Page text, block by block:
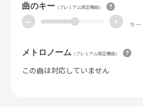
曲のキー（プレミアム限定機能）
ー + キー
メトロノーム （プレミアム限定機能）
この曲は対応していません